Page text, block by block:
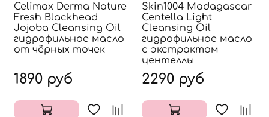
Celimax Derma Nature
Fresh Blackhead
Jojoba Cleansing Oil
гидрофильное масло
от чёрных точек
1890 руб
Skin1004 Madagascar
Centella Light
Cleansing Oil
гидрофильное масло
с экстрактом
центеллы
2290 руб